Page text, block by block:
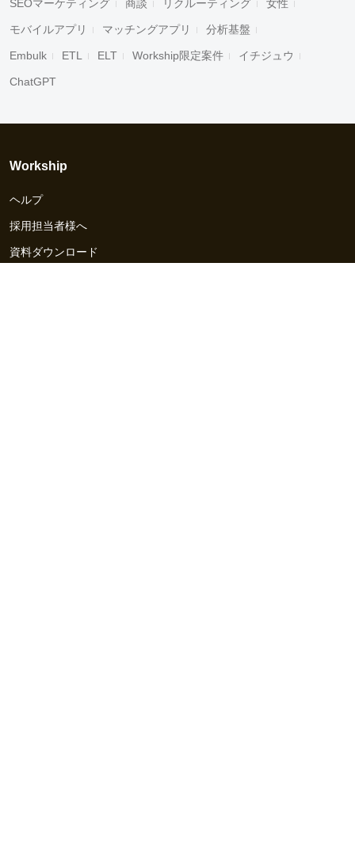
SEOマーケティング 商談 リクルーティング 女性
モバイルアプリ マッチングアプリ 分析基盤
Embulk ETL ELT Workship限定案件 イチジュウ
ChatGPT
Workship
ヘルプ
採用担当者様へ
資料ダウンロード